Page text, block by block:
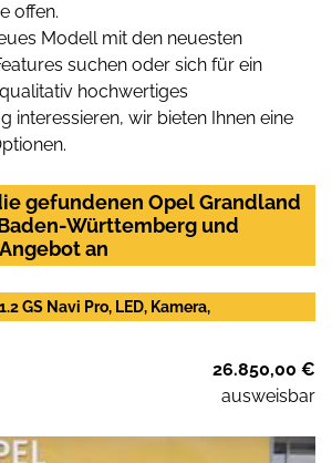
offen.
Modell mit den neuesten
suchen oder sich für ein
hochwertiges
interessieren, wir bieten Ihnen eine
gefundenen Opel Grandland
Württemberg und
an
GS Navi Pro, LED, Kamera,
26.850,00 €
ausweisbar